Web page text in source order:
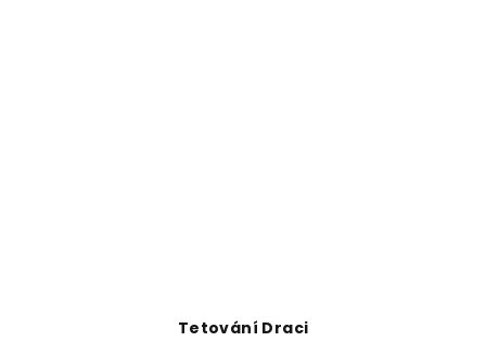
Tetování Draci